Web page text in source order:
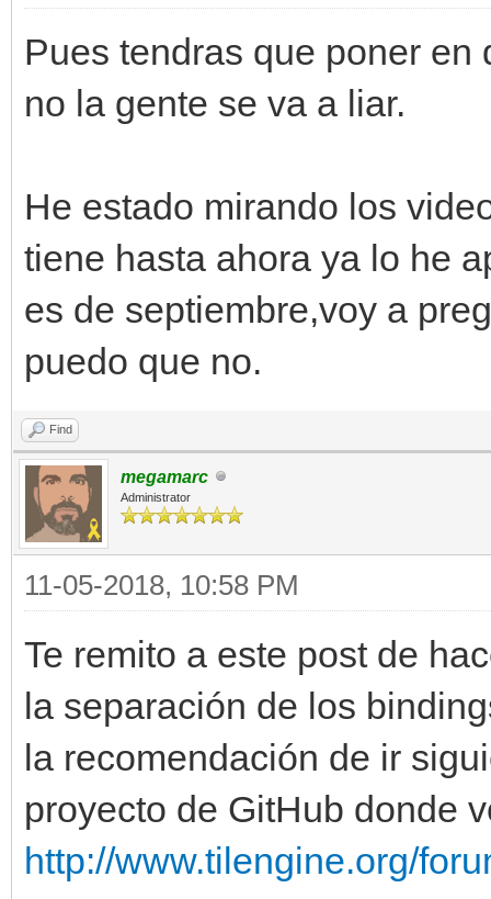
Pues tendras que poner
no la gente se va a liar.
He estado mirando los
tiene hasta ahora ya lo he
es de septiembre,voy a
puedo que no.
Find
megamarc
Administrator
11-05-2018, 10:58 PM
Te remito a este post de
la separación de los
la recomendación de ir
proyecto de GitHub donde
http://www.tilengine.org/